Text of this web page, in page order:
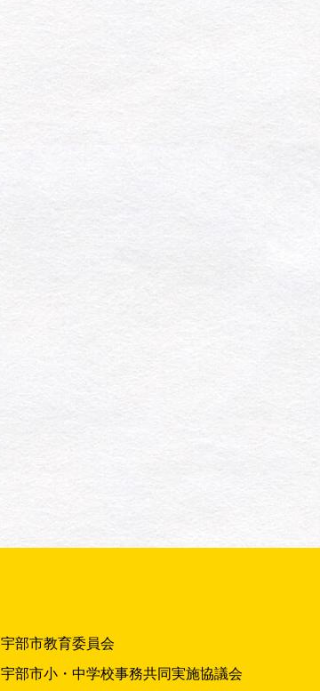
宇部市教育委員会
宇部市小・中学校事務共同実施協議会